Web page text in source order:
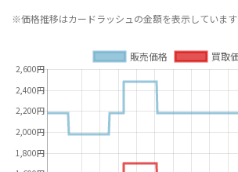
※価格推移はカードラッシュの金額を表示しています